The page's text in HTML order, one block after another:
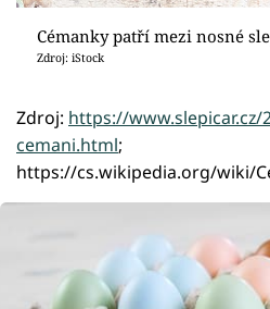
Cémanky patří mezi nosné
Zdroj: iStock
Zdroj: https://www.slepicar.cz/
cemani.html;
https://cs.wikipedia.org/wiki/